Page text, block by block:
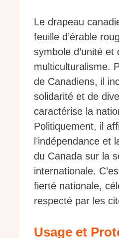
Le drapeau
feuille d’érable
symbole d’unité et
multiculturalisme.
de Canadiens, il
solidarité et de
caractérise la
Politiquement, il
l’indépendance et
du Canada sur la
internationale.
fierté nationale,
respecté par les
Usage et